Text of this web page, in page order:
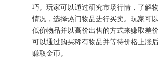
巧。玩家可以通过研究市场行情，了解
情况，选择热门物品进行买卖。玩家可
低价物品并以高价出售的方式来赚取差
可以通过购买稀有物品并等待价格上涨
赚取金币。